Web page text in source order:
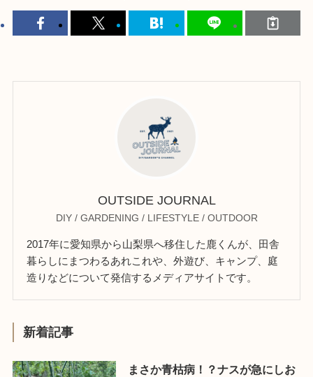
OUTSIDE JOURNAL
DIY / GARDENING / LIFESTYLE / OUTDOOR
2017年に愛知県から山梨県へ移住した鹿くんが、田舎
暮らしにまつわるあれこれや、外遊び、キャンプ、庭
造りなどについて発信するメディアサイトです。
新着記事
まさか青枯病！？ナスが急にしお